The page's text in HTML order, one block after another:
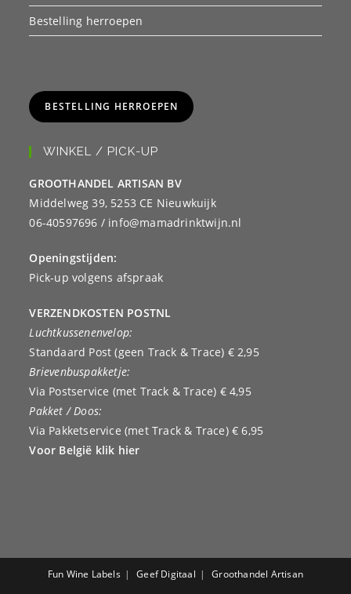
Bestelling herroepen
BESTELLING HERROEPEN
WINKEL / PICK-UP
GROOTHANDEL ARTISAN BV
Middelweg 39, 5253 CE Nieuwkuijk
06-40597696 / info@mamadrinktwijn.nl
Openingstijden:
Pick-up volgens afspraak
VERZENDKOSTEN POSTNL
Luchtkussenenvelop:
Standaard Post (geen Track & Trace) € 2,95
Brievenbuspakketje:
Via Postservice (met Track & Trace) € 4,95
Pakket / Doos:
Via Pakketservice (met Track & Trace) € 6,95
Voor België klik hier
Fun Wine Labels Geef Digitaal Groothandel Artisan